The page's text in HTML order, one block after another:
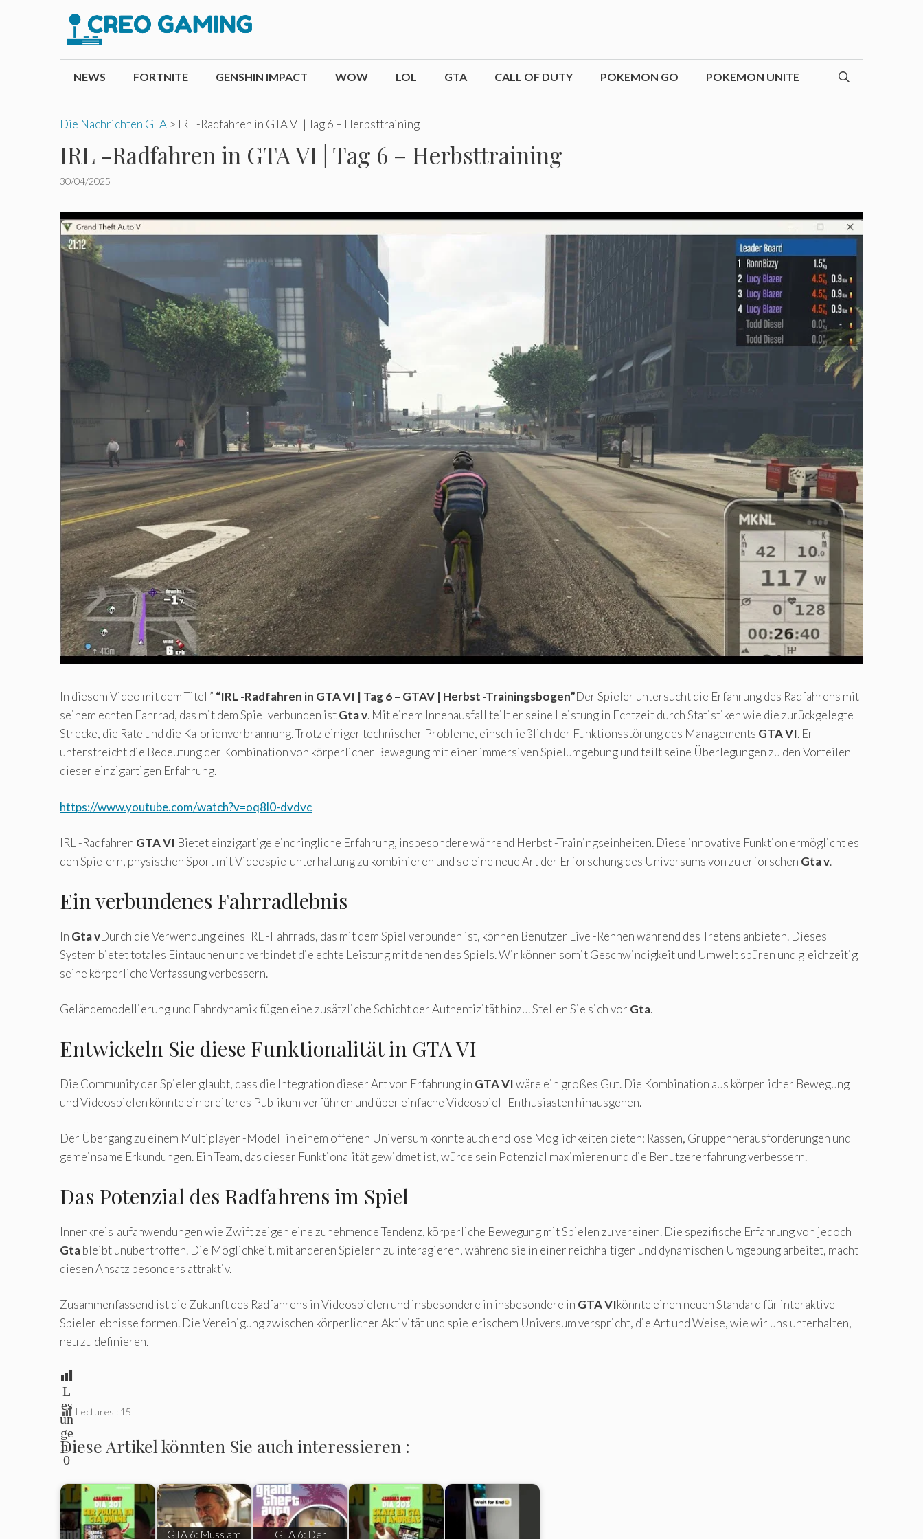
NEWS FORTNITE GENSHIN IMPACT WOW LOL GTA CALL OF DUTY POKEMON GO POKEMON UNITE
Die Nachrichten GTA > IRL -Radfahren in GTA VI | Tag 6 – Herbsttraining
IRL -Radfahren in GTA VI | Tag 6 – Herbsttraining
30/04/2025
In diesem Video mit dem Titel ” “IRL -Radfahren in GTA VI | Tag 6 – GTAV | Herbst -Trainingsbogen”Der Spieler untersucht die Erfahrung des Radfahrens mit
seinem echten Fahrrad, das mit dem Spiel verbunden istGta v. Mit einem Innenausfall teilt er seine Leistung in Echtzeit durch Statistiken wie die zurückgelegte
Strecke, die Rate und die Kalorienverbrannung. Trotz einiger technischer Probleme, einschließlich der Funktionsstörung des Managements GTA VI. Er
unterstreicht die Bedeutung der Kombination von körperlicher Bewegung mit einer immersiven Spielumgebung und teilt seine Überlegungen zu den Vorteilen
dieser einzigartigen Erfahrung.
https://www.youtube.com/watch?v=oq8l0-dvdvc
IRL -Radfahren GTA VI Bietet einzigartige eindringliche Erfahrung, insbesondere während Herbst -Trainingseinheiten. Diese innovative Funktion ermöglicht es
den Spielern, physischen Sport mit Videospielunterhaltung zu kombinieren und so eine neue Art der Erforschung des Universums von zu erforschen Gta v.
Ein verbundenes Fahrradlebnis
In Gta vDurch die Verwendung eines IRL -Fahrrads, das mit dem Spiel verbunden ist, können Benutzer Live -Rennen während des Tretens anbieten. Dieses
System bietet totales Eintauchen und verbindet die echte Leistung mit denen des Spiels. Wir können somit Geschwindigkeit und Umwelt spüren und gleichzeitig
seine körperliche Verfassung verbessern.
Geländemodellierung und Fahrdynamik fügen eine zusätzliche Schicht der Authentizität hinzu. Stellen Sie sich vor Gta.
Entwickeln Sie diese Funktionalität in GTA VI
Die Community der Spieler glaubt, dass die Integration dieser Art von Erfahrung in GTA VIwäre ein großes Gut. Die Kombination aus körperlicher Bewegung
und Videospielen könnte ein breiteres Publikum verführen und über einfache Videospiel -Enthusiasten hinausgehen.
Der Übergang zu einem Multiplayer -Modell in einem offenen Universum könnte auch endlose Möglichkeiten bieten: Rassen, Gruppenherausforderungen und
gemeinsame Erkundungen. Ein Team, das dieser Funktionalität gewidmet ist, würde sein Potenzial maximieren und die Benutzererfahrung verbessern.
Das Potenzial des Radfahrens im Spiel
Innenkreislaufanwendungen wie Zwift zeigen eine zunehmende Tendenz, körperliche Bewegung mit Spielen zu vereinen. Die spezifische Erfahrung von jedoch
Gtableibt unübertroffen. Die Möglichkeit, mit anderen Spielern zu interagieren, während sie in einer reichhaltigen und dynamischen Umgebung arbeitet, macht
diesen Ansatz besonders attraktiv.
Zusammenfassend ist die Zukunft des Radfahrens in Videospielen und insbesondere in insbesondere in GTA VIkönnte einen neuen Standard für interaktive
Spielerlebnisse formen. Die Vereinigung zwischen körperlicher Aktivität und spielerischem Universum verspricht, die Art und Weise, wie wir uns unterhalten,
neu zu definieren.
L
es
un
ge
n:
0
Lectures : 15
Diese Artikel könnten Sie auch interessieren :
GTA 6: Muss am GTA 6: Der